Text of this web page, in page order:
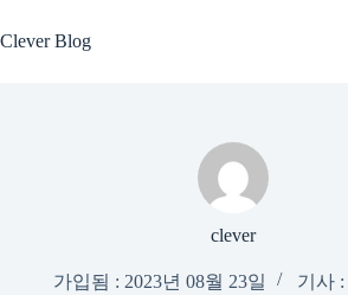
문
Clever Blog
clever
가입됨 : 2023년 08월 23일 기사 :